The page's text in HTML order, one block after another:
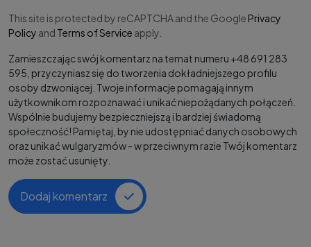
This site is protected by reCAPTCHA and the Google Privacy
Policy and Terms of Service apply.
Zamieszczając swój komentarz na temat numeru +48 691 283
595, przyczyniasz się do tworzenia dokładniejszego profilu
osoby dzwoniącej. Twoje informacje pomagają innym
użytkownikom rozpoznawać i unikać niepożądanych połączeń.
Wspólnie budujemy bezpieczniejszą i bardziej świadomą
społeczność! Pamiętaj, by nie udostępniać danych osobowych
oraz unikać wulgaryzmów - w przeciwnym razie Twój komentarz
może zostać usunięty.
Dodaj komentarz